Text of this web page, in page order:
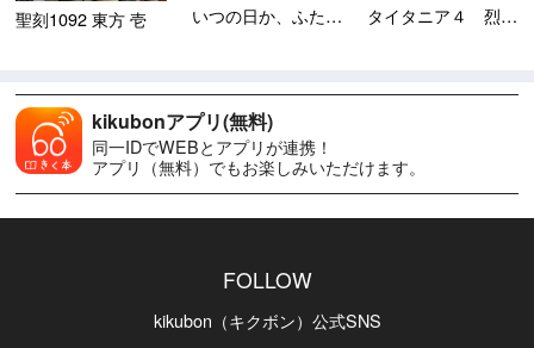
聖刻1092 東方 壱 いつの日か、ふたたび ＜田中... タイタニア４ 烈風篇
kikubonアプリ(無料)
同一IDでWEBとアプリが連携！
アプリ（無料）でもお楽しみいただけます。
FOLLOW
kikubon（キクボン）公式SNS